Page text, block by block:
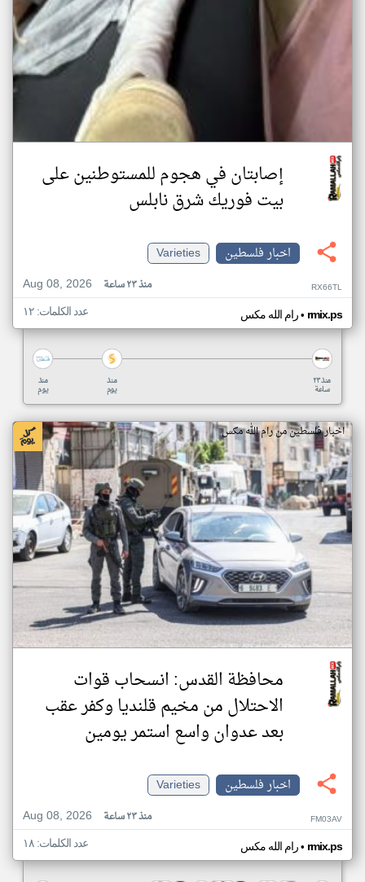
إصابتان في هجوم للمستوطنين على
بيت فوريك شرق نابلس
اخبار فلسطين
Varieties
Aug 08, 2026
منذ ٢٣ ساعة RX66TL
رام الله مكس• rmix.ps عدد الكلمات: ١٢
منذ
يوم
منذ
يوم
منذ ٢٣
ساعة
اخبار فلسطين من رام الله مكس
محافظة القدس: انسحاب قوات
الاحتلال من مخيم قلنديا وكفر عقب
بعد عدوان واسع استمر يومين
اخبار فلسطين
Varieties
Aug 08, 2026
منذ ٢٣ ساعة FM03AV
رام الله مكس• rmix.ps عدد الكلمات: ١٨